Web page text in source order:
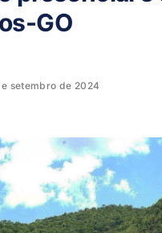
GO
setembro de 2024